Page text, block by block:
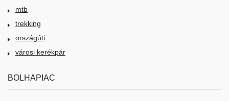
mtb
trekking
országúti
városi kerékpár
BOLHAPIAC